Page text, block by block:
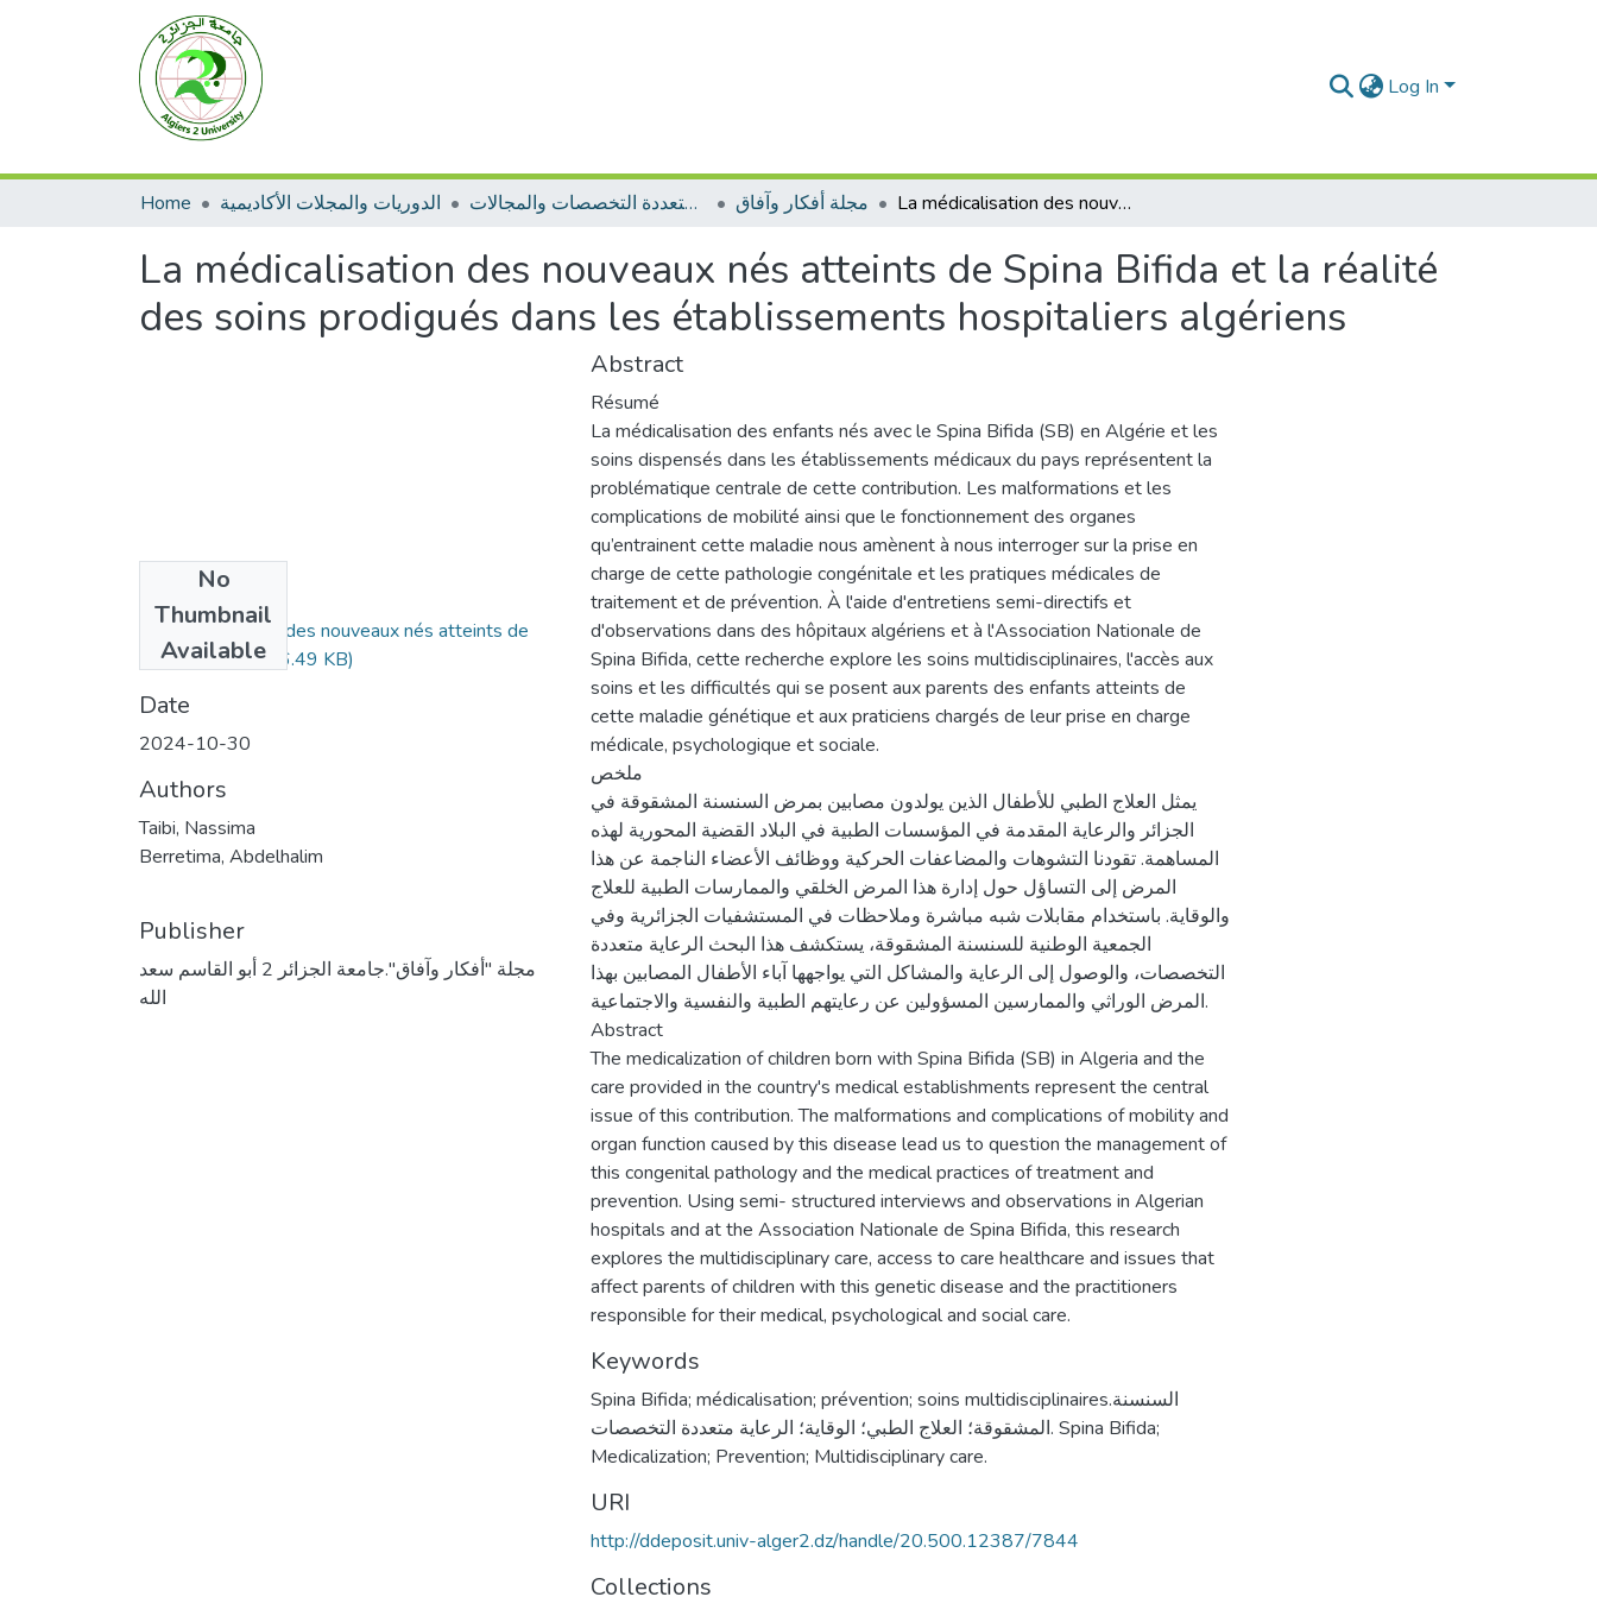
Log In
Home الدوريات والمجلات الأكاديمية مجلات متعددة التخصصات والمجالات مجلة أفكار وآفاق La médicalisation des nouveaux nés atteints de Spina Bifida et la réalité des soins prodigués dans les établissements hospitaliers algériens
La médicalisation des nouveaux nés atteints de Spina Bifida et la réalité
des soins prodigués dans les établissements hospitaliers algériens
No
Thumbnail
Available
La médicalisation des nouveaux nés atteints de
Spina-D-.pdf(406.49 KB)
Date
2024-10-30
Authors
Taibi, Nassima
Berretima, Abdelhalim
Publisher
مجلة "أفكار وآفاق".جامعة الجزائر 2 أبو القاسم سعد
الله
Abstract
Résumé
La médicalisation des enfants nés avec le Spina Bifida (SB) en Algérie et les
soins dispensés dans les établissements médicaux du pays représentent la
problématique centrale de cette contribution. Les malformations et les
complications de mobilité ainsi que le fonctionnement des organes
qu’entrainent cette maladie nous amènent à nous interroger sur la prise en
charge de cette pathologie congénitale et les pratiques médicales de
traitement et de prévention. À l'aide d'entretiens semi-directifs et
d'observations dans des hôpitaux algériens et à l'Association Nationale de
Spina Bifida, cette recherche explore les soins multidisciplinaires, l'accès aux
soins et les difficultés qui se posent aux parents des enfants atteints de
cette maladie génétique et aux praticiens chargés de leur prise en charge
médicale, psychologique et sociale.
ملخص
يمثل العلاج الطبي للأطفال الذين يولدون مصابين بمرض السنسنة المشقوقة في
الجزائر والرعاية المقدمة في المؤسسات الطبية في البلاد القضية المحورية لهذه
المساهمة. تقودنا التشوهات والمضاعفات الحركية ووظائف الأعضاء الناجمة عن هذا
المرض إلى التساؤل حول إدارة هذا المرض الخلقي والممارسات الطبية للعلاج
والوقاية. باستخدام مقابلات شبه مباشرة وملاحظات في المستشفيات الجزائرية وفي
الجمعية الوطنية للسنسنة المشقوقة، يستكشف هذا البحث الرعاية متعددة
التخصصات، والوصول إلى الرعاية والمشاكل التي يواجهها آباء الأطفال المصابين بهذا
المرض الوراثي والممارسين المسؤولين عن رعايتهم الطبية والنفسية والاجتماعية.
Abstract
The medicalization of children born with Spina Bifida (SB) in Algeria and the
care provided in the country's medical establishments represent the central
issue of this contribution. The malformations and complications of mobility and
organ function caused by this disease lead us to question the management of
this congenital pathology and the medical practices of treatment and
prevention. Using semi- structured interviews and observations in Algerian
hospitals and at the Association Nationale de Spina Bifida, this research
explores the multidisciplinary care, access to care healthcare and issues that
affect parents of children with this genetic disease and the practitioners
responsible for their medical, psychological and social care.
Keywords
Spina Bifida; médicalisation; prévention; soins multidisciplinaires.السنسنة
المشقوقة؛ العلاج الطبي؛ الوقاية؛ الرعاية متعددة التخصصات. Spina Bifida;
Medicalization; Prevention; Multidisciplinary care.
URI
http://ddeposit.univ-alger2.dz/handle/20.500.12387/7844
Collections